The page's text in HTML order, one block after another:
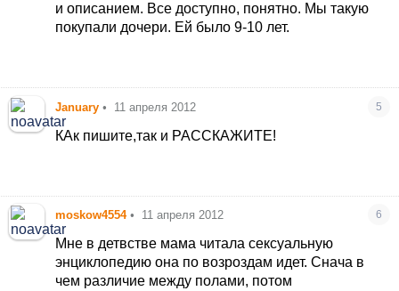
и описанием. Все доступно, понятно. Мы такую
покупали дочери. Ей было 9-10 лет.
January • 11 апреля 2012 5
КАк пишите,так и РАССКАЖИТЕ!
moskow4554 • 11 апреля 2012 6
Мне в детвстве мама читала сексуальную
энциклопедию она по возроздам идет. Снача в
чем различие между полами, потом